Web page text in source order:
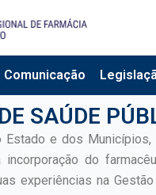
Comunicação
SAÚDE
e dos
do
experiências na